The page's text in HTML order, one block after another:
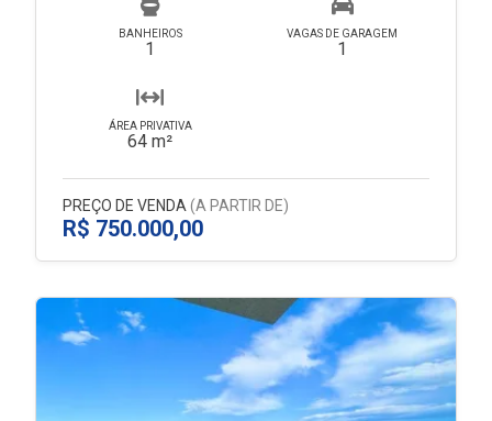
BANHEIROS
1
VAGAS DE GARAGEM
1
ÁREA PRIVATIVA
64 m²
PREÇO DE VENDA (A PARTIR DE)
R$ 750.000,00